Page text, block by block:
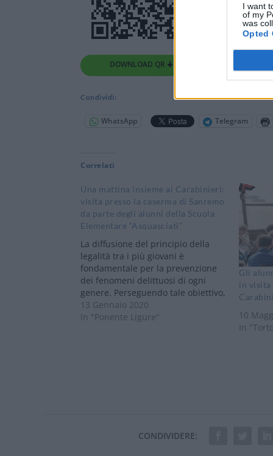
I want
of my
was
Opted
DOWNLOAD QR 🠋
Condividi:
WhatsApp Telegram
Correlati
Una mattina insieme ai Carabinieri:
visita presso la caserma di Sanremo
da parte degli alunni della Scuola
Elementare “Asquasciati”
La diffusione del principio della
legalità tra i più giovani è
fondamentale per la prevenzione
dei fenomeni delittuosi di ogni
genere. Perseguendo tale obiettivo,
l’Arma dei Carabinieri svolge
incontri periodici nelle scuole
13 Gennaio 2020
In "Ponente Ligure"
Gli
in visita
10
In
CONDIVIDERE: